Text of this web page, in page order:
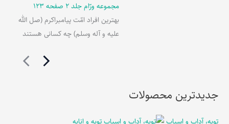
مجموعه ورّام جلد 2 صفحه 123
بهترین افراد امّت پیامبراکرم (صل الله
علیه و آله وسلم) چه کسانی هستند
جدیدترین محصولات
توبه، آداب و اسباب